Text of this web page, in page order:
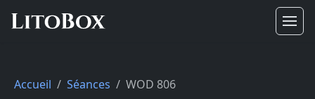
Accueil Séances WOD 806